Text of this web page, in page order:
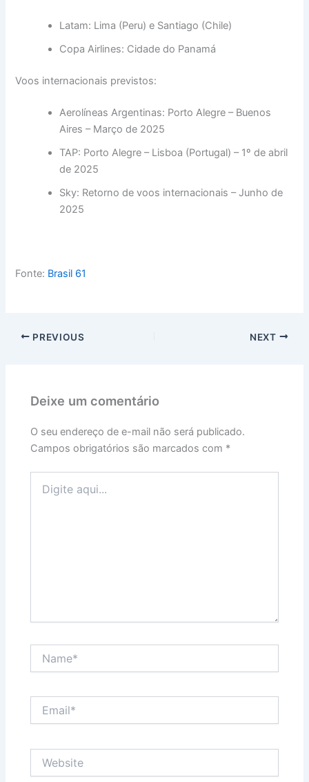
Latam: Lima (Peru) e Santiago (Chile)
Copa Airlines: Cidade do Panamá
Voos internacionais previstos:
Aerolíneas Argentinas: Porto Alegre – Buenos
Aires – Março de 2025
TAP: Porto Alegre – Lisboa (Portugal) – 1º de abril
de 2025
Sky: Retorno de voos internacionais – Junho de
2025
Fonte: Brasil 61
PREVIOUS NEXT
Deixe um comentário
O seu endereço de e-mail não será publicado.
Campos obrigatórios são marcados com *
aqui...